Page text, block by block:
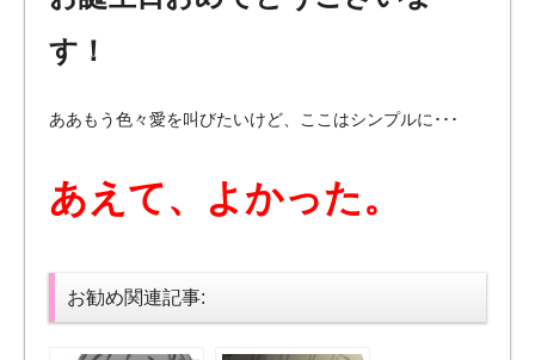
す！
ああもう色々愛を叫びたいけど、ここはシンプルに･･･
あえて、よかった。
お勧め関連記事: